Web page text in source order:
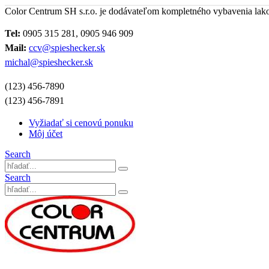
Color Centrum SH s.r.o. je dodávateľom kompletného vybavenia
Tel: 0905 315 281, 0905 946 909
Mail: ccv@spieshecker.sk
michal@spieshecker.sk
(123) 456-7890
(123) 456-7891
Vyžiadať si cenovú ponuku
Môj účet
Search
Search